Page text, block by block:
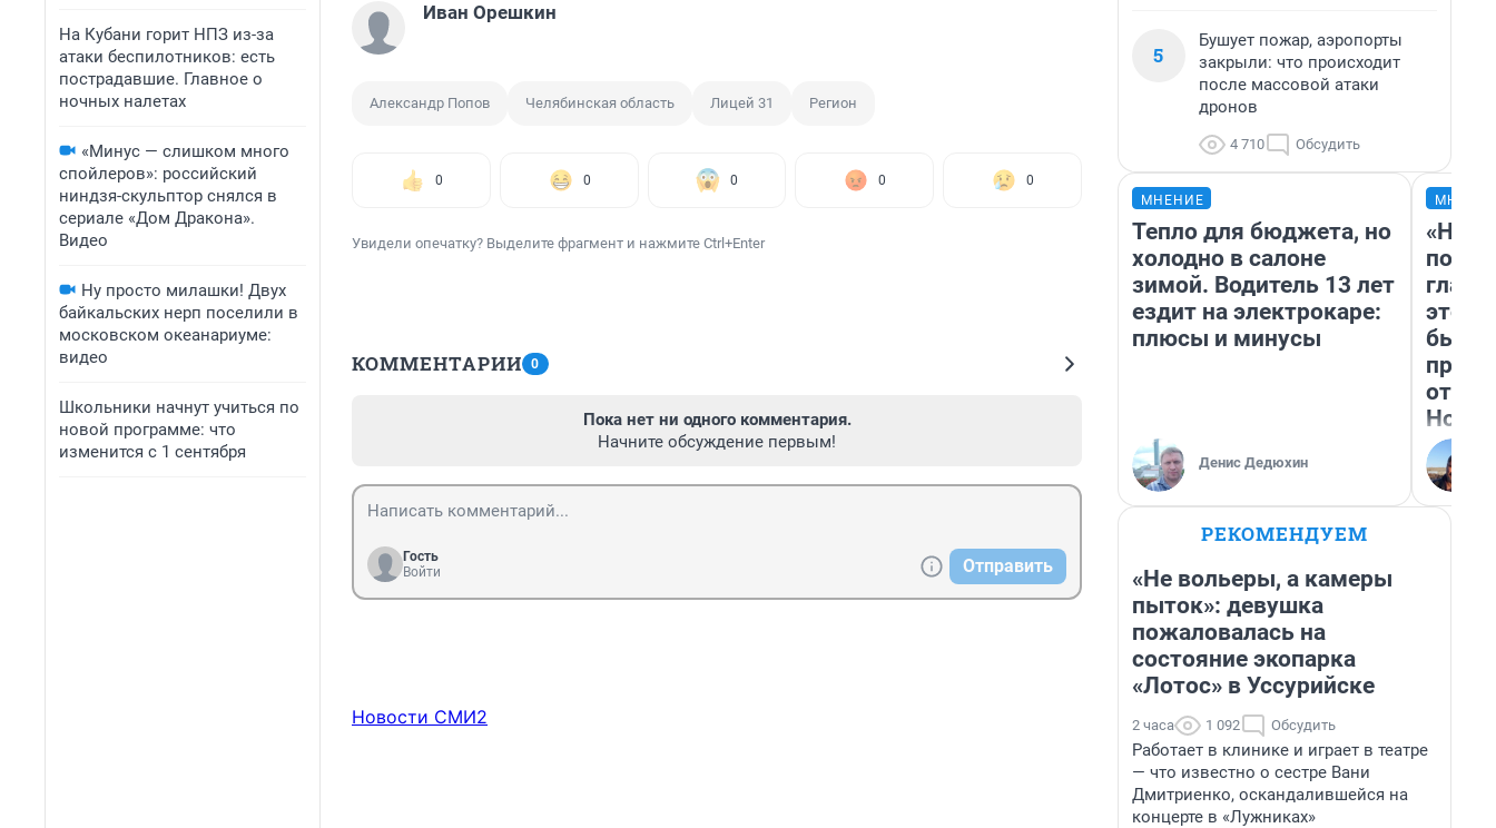
На Кубани горит НПЗ из-за
атаки беспилотников: есть
пострадавшие. Главное о
ночных налетах
«Минус — слишком много
спойлеров»: российский
ниндзя-скульптор снялся в
сериале «Дом Дракона».
Видео
Ну просто милашки! Двух
байкальских нерп поселили в
московском океанариуме:
видео
Школьники начнут учиться по
новой программе: что
изменится с 1 сентября
Иван Орешкин
Александр Попов Челябинская область Лицей 31 Регион
0 0 0 0 0
Увидели опечатку? Выделите фрагмент и нажмите Ctrl+Enter
КОММЕНТАРИИ 0
Пока нет ни одного комментария.
Начните обсуждение первым!
Гость
Войти
Отправить
Новости СМИ2
5
Бушует пожар, аэропорты
закрыли: что происходит
после массовой атаки
дронов
4 710 Обсудить
МНЕНИЕ
Тепло для бюджета, но
холодно в салоне
зимой. Водитель 13 лет
ездит на электрокаре:
плюсы и минусы
Денис Дедюхин
этого
бьет
РЕКОМЕНДУЕМ
«Не вольеры, а камеры
пыток»: девушка
пожаловалась на
состояние экопарка
«Лотос» в Уссурийске
2 часа 1 092 Обсудить
Работает в клинике и играет в театре
— что известно о сестре Вани
Дмитриенко, оскандалившейся на
концерте в «Лужниках»